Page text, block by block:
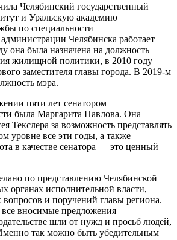
Челябинский государственный
и Уральскую академию
по специальности
Челябинска работает
она была назначена на должность
жилищной политики, в 2010 году
заместителя главы города. В 2019-м
мэра.
пяти лет сенатором
была Маргарита Павлова. Она
Текслера за возможность представлять
уровне все эти годы, а также
в качестве сенатора — это ценный
по представлению Челябинской
органах исполнительной власти,
и поручений главы региона.
вносимые предложения
шли от нужд и просьб людей,
так можно быть убедительным